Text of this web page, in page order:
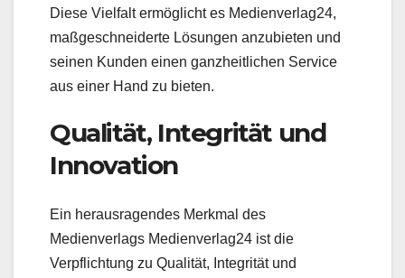
Diese Vielfalt ermöglicht es Medienverlag24,
maßgeschneiderte Lösungen anzubieten und
seinen Kunden einen ganzheitlichen Service
aus einer Hand zu bieten.
Qualität, Integrität und
Innovation
Ein herausragendes Merkmal des
Medienverlags Medienverlag24 ist die
Verpflichtung zu Qualität, Integrität und